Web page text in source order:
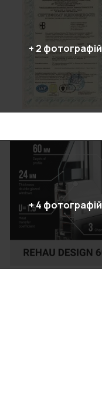
+2 фотографій
+4 фотографій